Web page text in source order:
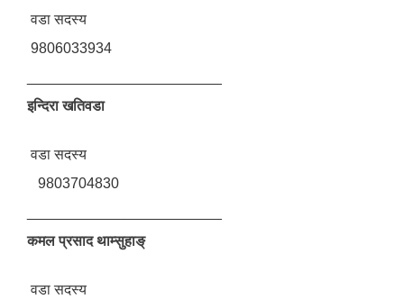
​वडा सदस्य
9806033934
इन्दिरा खतिवडा
​वडा सदस्य
9803704830
कमल प्रसाद थाम्सुहाङ्
​वडा सदस्य